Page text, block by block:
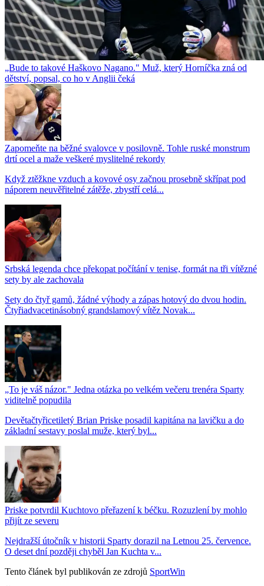
„Bude to takové Haškovo Nagano." Muž, který Horníčka zná od
dětství, popsal, co ho v Anglii čeká
Zapomeňte na běžné svalovce v posilovně. Tohle ruské monstrum
drtí ocel a maže veškeré myslitelné rekordy
Když ztěžkne vzduch a kovové osy začnou prosebně skřípat pod
náporem neuvěřitelné zátěže, zbystří celá...
Srbská legenda chce překopat počítání v tenise, formát na tři vítězné
sety by ale zachovala
Sety do čtyř gamů, žádné výhody a zápas hotový do dvou hodin.
Čtyřiadvacetinásobný grandslamový vítěz Novak...
„To je váš názor." Jedna otázka po velkém večeru trenéra Sparty
viditelně popudila
Devětačtyřicetiletý Brian Priske posadil kapitána na lavičku a do
základní sestavy poslal muže, který byl...
Priske potvrdil Kuchtovo přeřazení k béčku. Rozuzlení by mohlo
přijít ze severu
Nejdražší útočník v historii Sparty dorazil na Letnou 25. července.
O deset dní později chyběl Jan Kuchta v...
Tento článek byl publikován ze zdrojů SportWin